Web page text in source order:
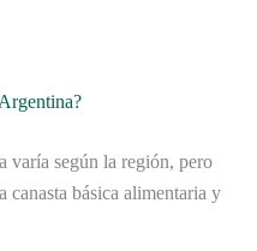
varía según la región, pero
canasta básica alimentaria y